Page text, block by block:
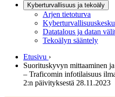
Kyberturvallisuus ja tekoäly
Arjen tietoturva
Datatalous ja datan
Tekoälyn sääntely
Etusivu ›
Suorituskyvyn mittaaminen
– Traficomin infotilaisuus
2:n päivityksestä 28.11.2023